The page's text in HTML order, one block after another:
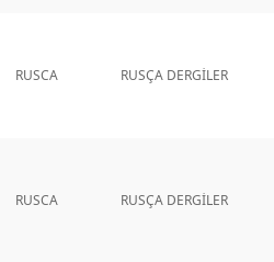
RUSCA RUSÇA DERGİLER
RUSCA RUSÇA DERGİLER